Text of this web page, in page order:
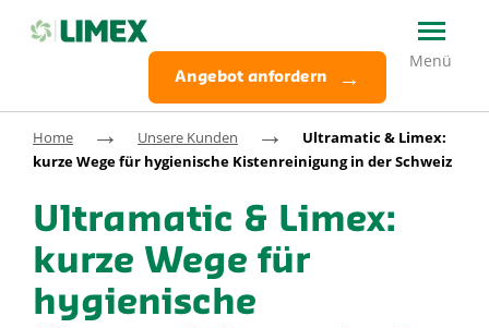
Angebot anfordern
Home → Unsere Kunden →
Ultramatic & Limex:
kurze Wege für hygienische Kistenreinigung in der Schweiz
Ultramatic & Limex:
kurze Wege für
hygienische